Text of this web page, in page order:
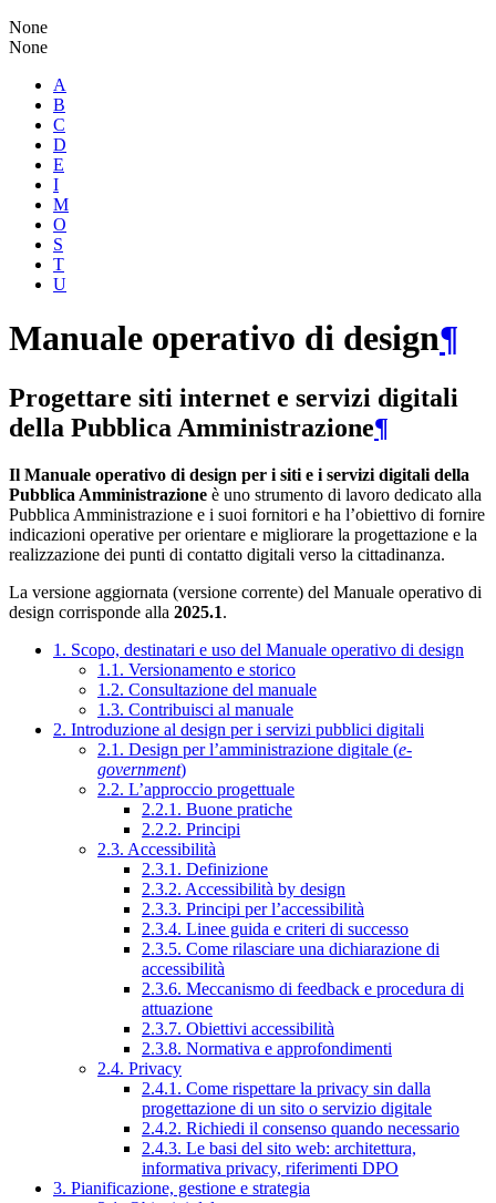
None
None
A
B
C
D
E
I
M
O
S
T
U
Manuale operativo di design¶
Progettare siti internet e servizi digitali
della Pubblica Amministrazione¶
Il Manuale operativo di design per i siti e i servizi digitali della
Pubblica Amministrazione è uno strumento di lavoro dedicato alla
Pubblica Amministrazione e i suoi fornitori e ha l’obiettivo di fornire
indicazioni operative per orientare e migliorare la progettazione e la
realizzazione dei punti di contatto digitali verso la cittadinanza.
La versione aggiornata (versione corrente) del Manuale operativo di
design corrisponde alla 2025.1.
1. Scopo, destinatari e uso del Manuale operativo di design
1.1. Versionamento e storico
1.2. Consultazione del manuale
1.3. Contribuisci al manuale
2. Introduzione al design per i servizi pubblici digitali
2.1. Design per l’amministrazione digitale (e-
government)
2.2. L’approccio progettuale
2.2.1. Buone pratiche
2.2.2. Principi
2.3. Accessibilità
2.3.1. Definizione
2.3.2. Accessibilità by design
2.3.3. Principi per l’accessibilità
2.3.4. Linee guida e criteri di successo
2.3.5. Come rilasciare una dichiarazione di
accessibilità
2.3.6. Meccanismo di feedback e procedura di
attuazione
2.3.7. Obiettivi accessibilità
2.3.8. Normativa e approfondimenti
2.4. Privacy
2.4.1. Come rispettare la privacy sin dalla
progettazione di un sito o servizio digitale
2.4.2. Richiedi il consenso quando necessario
2.4.3. Le basi del sito web: architettura,
informativa privacy, riferimenti DPO
3. Pianificazione, gestione e strategia